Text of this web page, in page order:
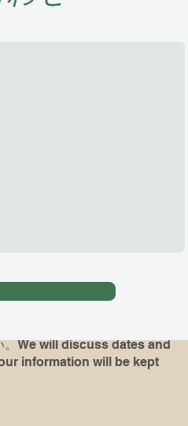
for 60 minutes Trial lessons are
what books or pieces
。We will discuss dates and
information will be kept